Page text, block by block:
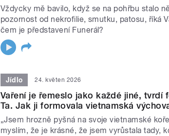
Vždycky mě bavilo, když se na pohřbu stalo
pozornost od nekrofilie, smutku, patosu, říká
čem je představení Funerál?
Jídlo 24. květen 2026
Vaření je řemeslo jako každé jiné, tvrdí
Ta. Jak ji formovala vietnamská
„Jsem hrozně pyšná na svoje vietnamské
myslím, že je krásné, že jsem vyrůstala tady,